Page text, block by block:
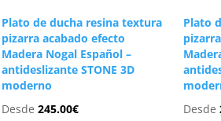
Plato de ducha resina textura
pizarra acabado efecto
Madera Nogal Español –
antideslizante STONE 3D
moderno
Desde245.00€
Plato
Desde